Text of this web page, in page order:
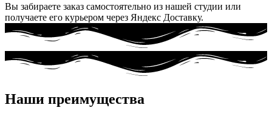
Вы забираете заказ самостоятельно из нашей студии или
получаете его курьером через Яндекс Доставку.
Наши преимущества